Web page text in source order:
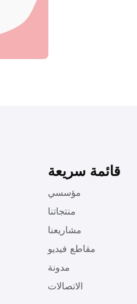
قائمة سريعة
مؤسسي
منتجاتنا
مشاريعنا
مقاطع فيديو
مدونة
الاتصالات